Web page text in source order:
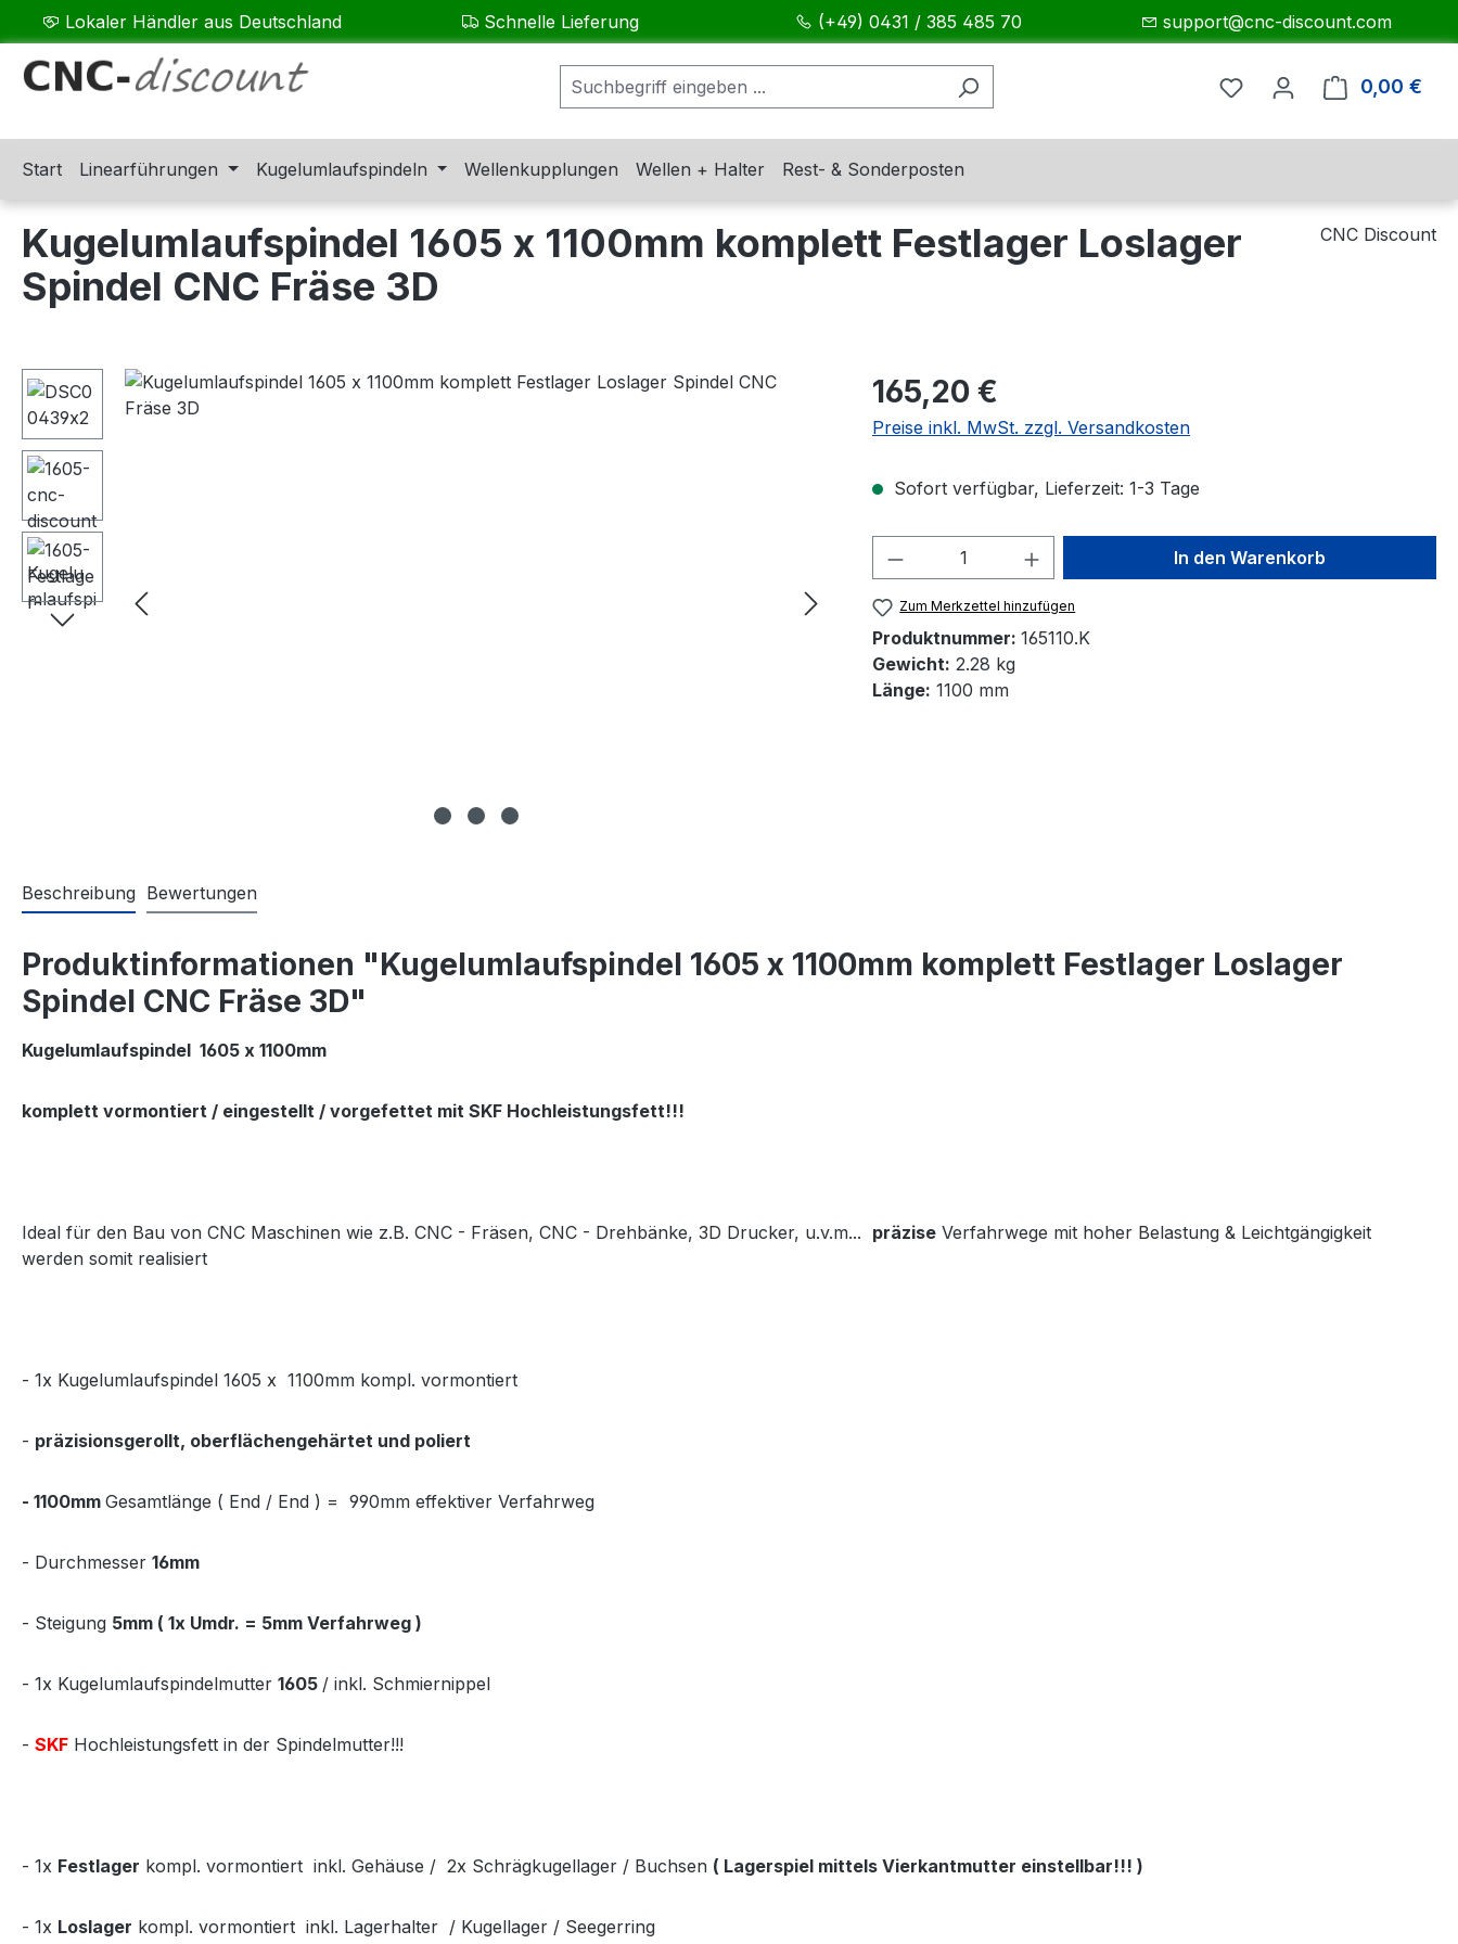
Hauptinhalt springen
Zur Suche springen
Zur Hauptnavigation springen
Lokaler Händler aus Deutschland Schnelle Lieferung (+49) 0431 / 385 485 70 support@cnc-discount.com
0,00 €
Start Linearführungen Kugelumlaufspindeln Wellenkupplungen Wellen + Halter Rest- & Sonderposten
Kugelumlaufspindel 1605 x 1100mm komplett Festlager Loslager
Spindel CNC Fräse 3D
CNC Discount
Bildergalerie überspringen Regulärer Preis:
165,20 €
Preise inkl. MwSt. zzgl. Versandkosten
Sofort verfügbar, Lieferzeit: 1-3 Tage
Produkt Anzahl: Gib den gewünschten Wert
In den Warenkorb
Zum Merkzettel hinzufügen
Produktnummer: 165110.K
Gewicht: 2.28 kg
Länge: 1100 mm
Beschreibung Bewertungen
Produktinformationen "Kugelumlaufspindel 1605 x 1100mm komplett Festlager Loslager
Spindel CNC Fräse 3D"
Kugelumlaufspindel 1605 x 1100mm
komplett vormontiert / eingestellt / vorgefettet mit SKF Hochleistungsfett!!!
Ideal für den Bau von CNC Maschinen wie z.B. CNC - Fräsen, CNC - Drehbänke, 3D Drucker, u.v.m... präzise Verfahrwege mit hoher Belastung & Leichtgängigkeit
werden somit realisiert
- 1x Kugelumlaufspindel 1605 x 1100mm kompl. vormontiert
- präzisionsgerollt, oberflächengehärtet und poliert
- 1100mm Gesamtlänge ( End / End ) = 990mm effektiver Verfahrweg
- Durchmesser 16mm
- Steigung 5mm ( 1x Umdr. = 5mm Verfahrweg )
- 1x Kugelumlaufspindelmutter 1605 / inkl. Schmiernippel
- SKF Hochleistungsfett in der Spindelmutter!!!
- 1x Festlager kompl. vormontiert inkl. Gehäuse / 2x Schrägkugellager / Buchsen ( Lagerspiel mittels Vierkantmutter einstellbar!!! )
- 1x Loslager kompl. vormontiert inkl. Lagerhalter / Kugellager / Seegerring